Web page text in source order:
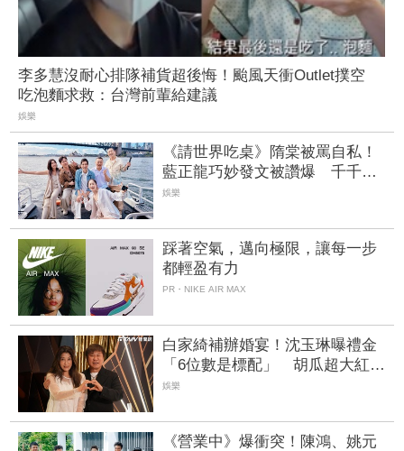
李多慧沒耐心排隊補貨超後悔！颱風天衝Outlet撲空
吃泡麵求救：台灣前輩給建議
娛樂
《請世界吃桌》隋棠被罵自私！
藍正龍巧妙發文被讚爆 千千直
播澄清曝兩人私下關係
娛樂
踩著空氣，邁向極限，讓每一步
都輕盈有力
PR・NIKE AIR MAX
白家綺補辦婚宴！沈玉琳曝禮金
「6位數是標配」 胡瓜超大紅包
讓點鈔機卡住
娛樂
《營業中》爆衝突！陳鴻、姚元